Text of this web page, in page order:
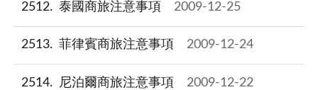
2512 泰國商旅注意事項 2009-12-25
2513 菲律賓商旅注意事項 2009-12-24
2514 尼泊爾商旅注意事項 2009-12-22